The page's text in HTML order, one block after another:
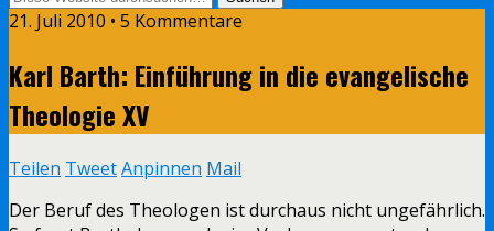
21. Juli 2010 • 5 Kommentare
Karl Barth: Einführung in die evangelische
Theologie XV
Teilen TweetAnpinnen Mail
Der Beruf des Theologen ist durchaus nicht ungefährlich.